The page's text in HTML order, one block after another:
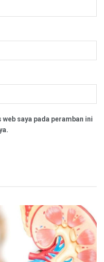
saya pada peramban ini